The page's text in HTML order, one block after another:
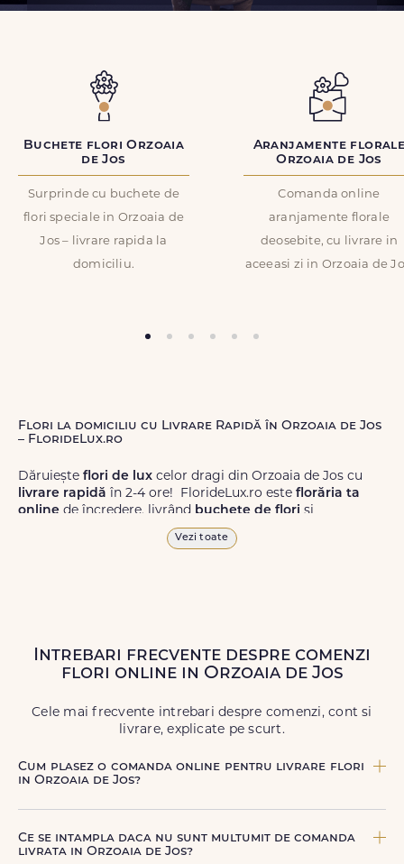
Buchete flori Orzoaia
de Jos
Surprinde cu buchete de
flori speciale in Orzoaia de
Jos – livrare rapida la
domiciliu.
Aranjamente
Orzoaia de Jos
Comanda online
aranjamente florale
deosebite, cu livrare in
aceeasi zi in Orzoaia de
Flori la domiciliu cu Livrare Rapidă în Orzoaia de Jos
– FlorideLux.ro
Dăruiește flori de lux celor dragi din Orzoaia de Jos cu
livrare rapidă în 2-4 ore! FlorideLux.ro este florăria ta
online de încredere, livrând buchete de flori și
de calitate superioară în Orzoaia de
Jos și în toată România.
Livrăm buchete de florichiar și înweekend, pentru ca tu
Vezi toate
Intrebari frecvente despre comenzi
flori online in Orzoaia de Jos
Cele mai frecvente intrebari despre comenzi, cont si
livrare, explicate pe scurt.
Cum plasez o comanda online pentru livrare flori
in Orzoaia de Jos?
produsul dorit, data si intervalul de livrare si adresa din
Orzoaia de Jos. sau poti plasa comanda telefonic, la nr.
Ce se intampla daca nu sunt multumit de comanda
livrata in Orzoaia de Jos?